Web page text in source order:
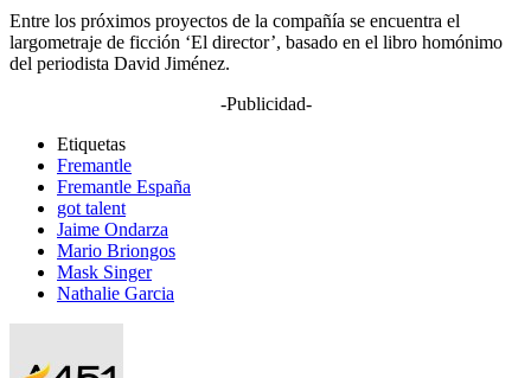
Entre los próximos proyectos de la compañía se encuentra el
largometraje de ficción ‘El director’, basado en el libro homónimo
del periodista David Jiménez.
-Publicidad-
Etiquetas
Fremantle
Fremantle España
got talent
Jaime Ondarza
Mario Briongos
Mask Singer
Nathalie Garcia